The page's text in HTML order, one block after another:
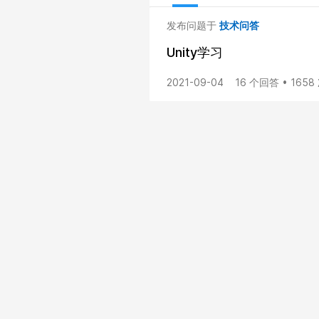
发布问题于 技术问答
Unity学习
2021-09-04 16 个回答 • 1658